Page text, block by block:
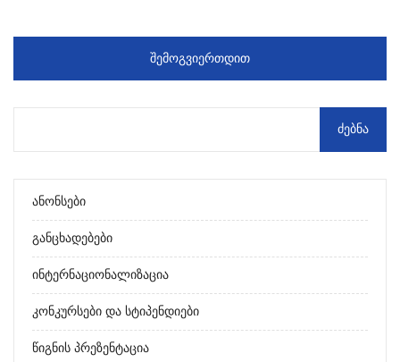
ᲨᲔᲛᲝᲒᲕᲘᲔᲠᲗᲓᲘᲗ
Ანონსები
Განცხადებები
Ინტერნაციონალიზაცია
Კონკურსები Და Სტიპენდიები
Წიგნის Პრეზენტაცია